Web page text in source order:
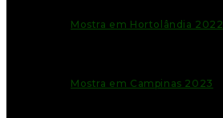
Mostra em Hortolândia 2022
Mostra em Campinas 2023